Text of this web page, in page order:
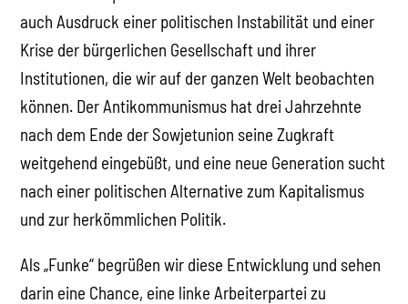
auch Ausdruck einer politischen Instabilität und einer
Krise der bürgerlichen Gesellschaft und ihrer
Institutionen, die wir auf der ganzen Welt beobachten
können. Der Antikommunismus hat drei Jahrzehnte
nach dem Ende der Sowjetunion seine Zugkraft
weitgehend eingebüßt, und eine neue Generation sucht
nach einer politischen Alternative zum Kapitalismus
und zur herkömmlichen Politik.
Als „Funke“ begrüßen wir diese Entwicklung und sehen
darin eine Chance, eine linke Arbeiterpartei zu